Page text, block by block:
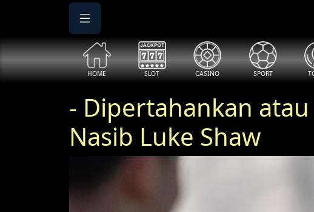
HOME SLOT CASINO SPORT
- Dipertahankan
Nasib Luke Shaw